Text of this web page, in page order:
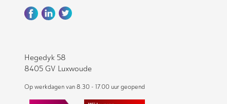
Hegedyk 58
8405 GV Luxwoude
Op werkdagen van 8.30 - 17.00 uur geopend